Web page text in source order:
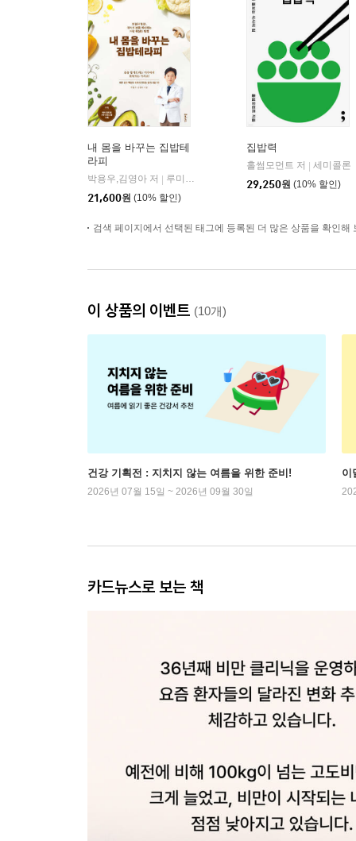
내 몸을 바꾸는 집밥테
라피
박용우,김영아 저
루미너스
21,600원 (10% 할인)
집밥력
홀썸모먼트 저
세미콜론
29,250원 (10% 할인)
검색 페이지에서 선택된 태그에 등록된 더 많은 상품을 확인해
이 상품의 이벤트 (10개)
건강 기획전 : 지치지 않는 여름을 위한 준비!
2026년 07월 15일 ~ 2026년 09월 30일
이
카드뉴스로 보는 책